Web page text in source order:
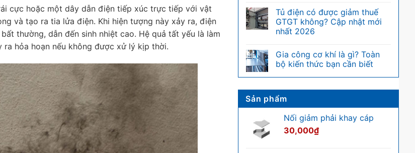
cực hoặc một dây dẫn điện tiếp xúc trực tiếp với vật
và tạo ra tia lửa điện. Khi hiện tượng này xảy ra, điện
thường, dẫn đến sinh nhiệt cao. Hệ quả tất yếu là làm
hỏa hoạn nếu không được xử lý kịp thời.
Bảng
quy
đổi
chiều
cao
tủ
rack
gì?
Phân
biệt
nhanh
với
điện
nhẹ
bình
luận
ở
Tiêu
tra
tủ
điện
hướng
chi
tiết
chuẩn
thuật
Tủ điện có được giảm thuế
GTGT không? Cập nhật mới
nhất 2026
bình
luận
ở
được
giảm
thuế
GTGT
không?
Cập
nhật
Gia công cơ khí là gì? Toàn
bộ kiến thức bạn cần biết
luận
ở
Gia
công
Sản phẩm
Nối giảm phải khay cáp
30,000₫